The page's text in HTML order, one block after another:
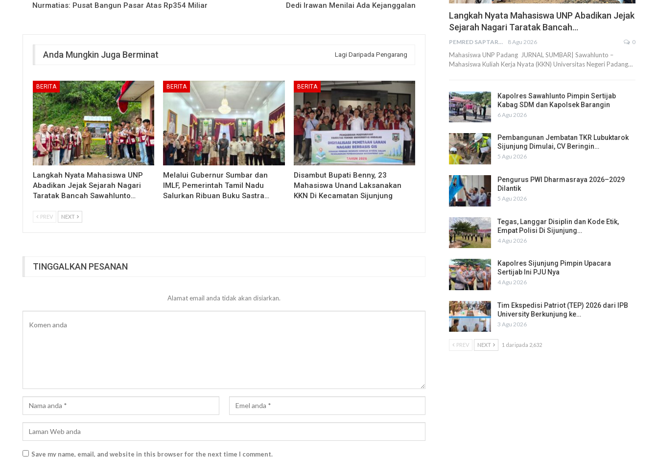
Nurmatias: Pusat Bangun Pasar Atas Rp354 Miliar
Dedi Irawan Menilai Ada Kejanggalan
Anda Mungkin Juga Berminat Lagi Daripada Pengarang
BERITA
Langkah Nyata Mahasiswa UNP
Abadikan Jejak Sejarah Nagari
Taratak Bancah Sawahlunto…
BERITA
Melalui Gubernur Sumbar dan
IMLF, Pemerintah Tamil Nadu
Salurkan Ribuan Buku Sastra…
BERITA
Disambut Bupati Benny, 23
Mahasiswa Unand Laksanakan
KKN Di Kecamatan Sijunjung
PREV NEXT
TINGGALKAN PESANAN
Alamat email anda tidak akan disiarkan.
Save my name, email, and website in this browser for the next time I comment.
Langkah Nyata Mahasiswa UNP Abadikan Jejak
Sejarah Nagari Taratak Bancah…
PEMRED SAPTARIUS 8 Agu 2026 0
Mahasiswa UNP Padang JURNAL SUMBAR| Sawahlunto –
Mahasiswa Kuliah Kerja Nyata (KKN) Universitas Negeri Padang…
Kapolres Sawahlunto Pimpin Sertijab
Kabag SDM dan Kapolsek Barangin
6 Agu 2026
Pembangunan Jembatan TKR Lubuktarok
Sijunjung Dimulai, CV Beringin…
5 Agu 2026
Pengurus PWI Dharmasraya 2026–2029
Dilantik
5 Agu 2026
Tegas, Langgar Disiplin dan Kode Etik,
Empat Polisi Di Sijunjung…
4 Agu 2026
Kapolres Sijunjung Pimpin Upacara
Sertijab Ini PJU Nya
4 Agu 2026
Tim Ekspedisi Patriot (TEP) 2026 dari IPB
University Berkunjung ke…
3 Agu 2026
PREV NEXT 1 daripada 2,632